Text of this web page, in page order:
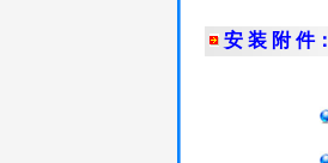
安 装 附 件：